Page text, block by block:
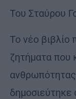
Toυ Σταύρου
Το νέο βιβλίο
ζητήματα που
δημοσιεύτηκε